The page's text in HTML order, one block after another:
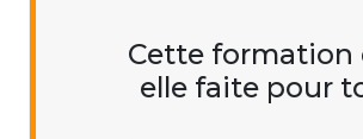
Cette formation
elle faite pour